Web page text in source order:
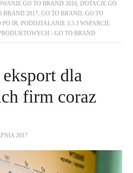
GO TO BRAND 2016 ,DOTACJE GO
BRAND 2017 ,GO TO BRAND ,GO TO
PO IR ,PODDZIAŁANIE 3.3.3 WSPARCIE
- GO TO BRAND
dla
firm coraz
2017